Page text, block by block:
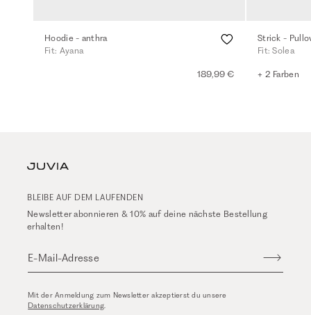
Hoodie - anthra
Fit: Ayana
189,99 €
Strick -
Fit: Solea
+ 2 Farben
BLEIBE AUF DEM LAUFENDEN
Newsletter abonnieren & 10% auf deine nächste Bestellung
erhalten!
E-Mail-Adresse
Mit der Anmeldung zum Newsletter akzeptierst du unsere
Datenschutzerklärung